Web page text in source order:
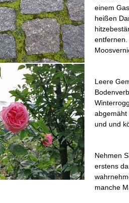
einem
heißen
Leere
abgemäht
und und
Nehmen
erstens
manche